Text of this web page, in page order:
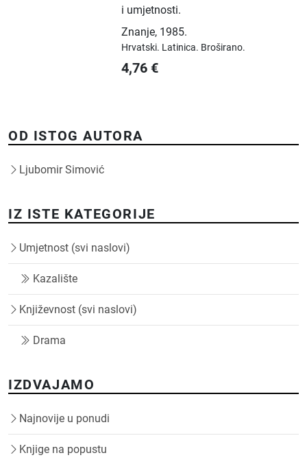
i umjetnosti.
Znanje, 1985.
Hrvatski. Latinica. Broširano.
4,76 €
OD ISTOG AUTORA
Ljubomir Simović
IZ ISTE KATEGORIJE
Umjetnost (svi naslovi)
Kazalište
Književnost (svi naslovi)
Drama
IZDVAJAMO
Najnovije u ponudi
Knjige na popustu